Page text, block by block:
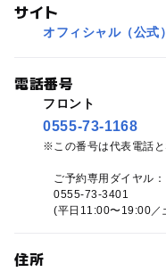
サイト
オフィシャル（公式
電話番号
フロント
0555-73-1168
この番号は代表電話と
ご予約専用ダイヤル：
0555-73-3401
(平日11:00〜19:00／
住所